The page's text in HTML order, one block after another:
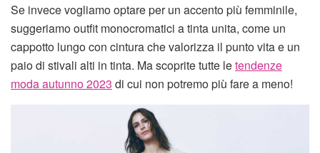
Se invece vogliamo optare per un accento più femminile,
suggeriamo outfit monocromatici a tinta unita, come un
cappotto lungo con cintura che valorizza il punto vita e un
paio di stivali alti in tinta. Ma scoprite tutte letendenze
moda autunno 2023 di cui non potremo più fare a meno!